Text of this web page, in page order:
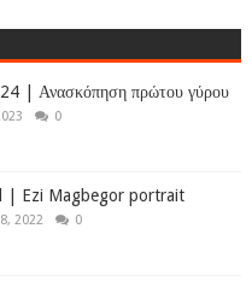
| Ανασκόπηση πρώτου γύρου
0
| Ezi Magbegor portrait
2022 0